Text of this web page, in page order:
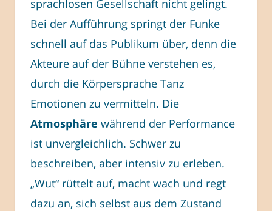
sprachlosen Gesellschaft nicht gelingt.
Bei der Aufführung springt der Funke
schnell auf das Publikum über, denn die
Akteure auf der Bühne verstehen es,
durch die Körpersprache Tanz
Emotionen zu vermitteln. Die
Atmosphäre während der Performance
ist unvergleichlich. Schwer zu
beschreiben, aber intensiv zu erleben.
„Wut“ rüttelt auf, macht wach und regt
dazu an, sich selbst aus dem Zustand